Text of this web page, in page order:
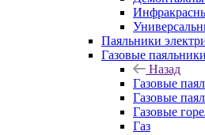
Паяльники
Газовые паяльники
Назад
Газовые
Газовые
Газовые
Газ